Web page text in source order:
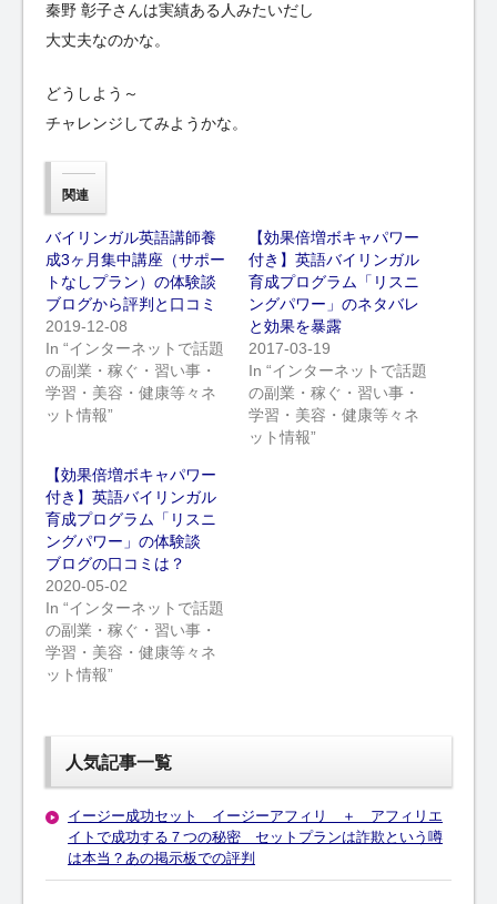
秦野 彰子さんは実績ある人みたいだし
大丈夫なのかな。
どうしよう～
チャレンジしてみようかな。
関連
バイリンガル英語講師養
成3ヶ月集中講座（サポー
トなしプラン）の体験談
ブログから評判と口コミ
2019-12-08
In “インターネットで話題
の副業・稼ぐ・習い事・
学習・美容・健康等々ネ
ット情報”
【効果倍増ボキャパワー
付き】英語バイリンガル
育成プログラム「リスニ
ングパワー」のネタバレ
と効果を暴露
2017-03-19
In “インターネットで話題
の副業・稼ぐ・習い事・
学習・美容・健康等々ネ
ット情報”
【効果倍増ボキャパワー
付き】英語バイリンガル
育成プログラム「リスニ
ングパワー」の体験談
ブログの口コミは？
2020-05-02
In “インターネットで話題
の副業・稼ぐ・習い事・
学習・美容・健康等々ネ
ット情報”
人気記事一覧
イージー成功セット イージーアフィリ ＋ アフィリエ
イトで成功する７つの秘密 セットプランは詐欺という噂
は本当？あの掲示板での評判